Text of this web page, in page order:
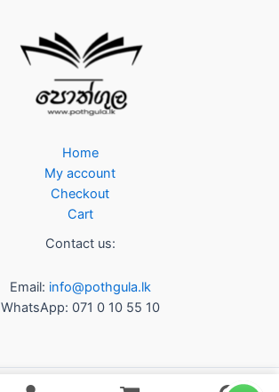
Home
My account
Checkout
Cart
Contact us:
Email: info@pothgula.lk
WhatsApp: 071 0 10 55 10